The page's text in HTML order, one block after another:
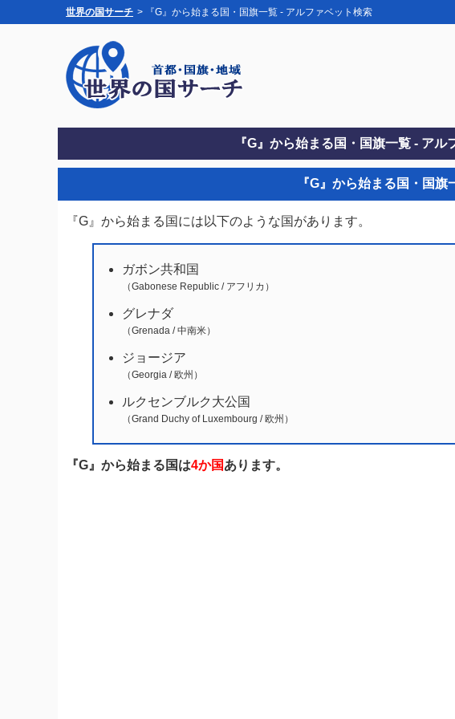
世界の国サーチ > 『G』から始まる国・国旗一覧 - アルファベット検索
『G』から始まる国・国旗一覧 - アル
『G』から始まる国・国旗
『G』から始まる国には以下のような国があります。
ガボン共和国
（Gabonese Republic / アフリカ）
グレナダ
（Grenada / 中南米）
ジョージア
（Georgia / 欧州）
ルクセンブルク大公国
（Grand Duchy of Luxembourg / 欧州）
『G』から始まる国は4か国あります。